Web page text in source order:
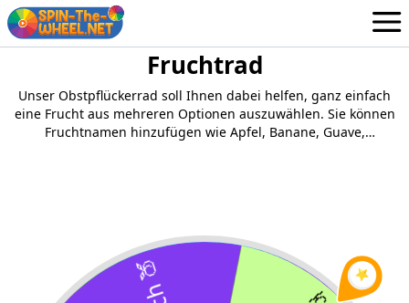
Login / Melden Sie sich an
Fruchtrad
Unser Obstpflückerrad soll Ihnen dabei helfen, ganz einfach
eine Frucht aus mehreren Optionen auszuwählen. Sie können
Fruchtnamen hinzufügen wie Apfel, Banane, Guave,